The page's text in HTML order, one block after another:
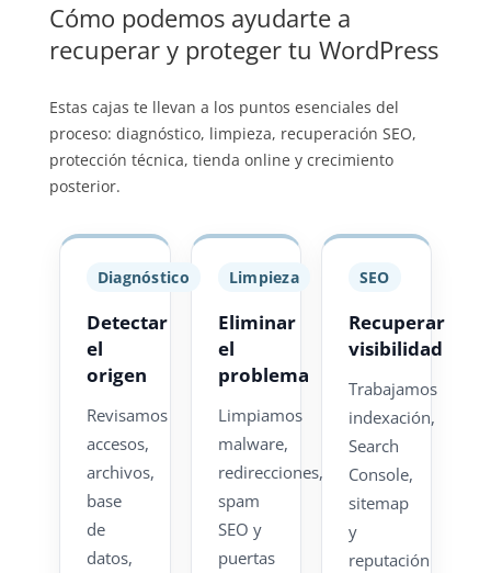
Cómo podemos ayudarte a
recuperar y proteger tu WordPress
Estas cajas te llevan a los puntos esenciales del
proceso: diagnóstico, limpieza, recuperación SEO,
protección técnica, tienda online y crecimiento
posterior.
Diagnóstico
Detectar
el
origen
Revisamos
accesos,
archivos,
base
de
datos,
Limpieza
Eliminar
el
problema
Limpiamos
malware,
redirecciones,
spam
SEO y
puertas
SEO
Recuperar
visibilidad
Trabajamos
indexación,
Search
Console,
sitemap
y
reputación